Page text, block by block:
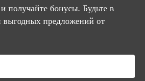
получайте бонусы. Будьте в
выгодных предложений от